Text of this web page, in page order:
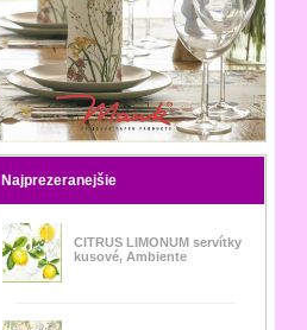
Najprezeranejšie
CITRUS LIMONUM servítky
kusové, Ambiente